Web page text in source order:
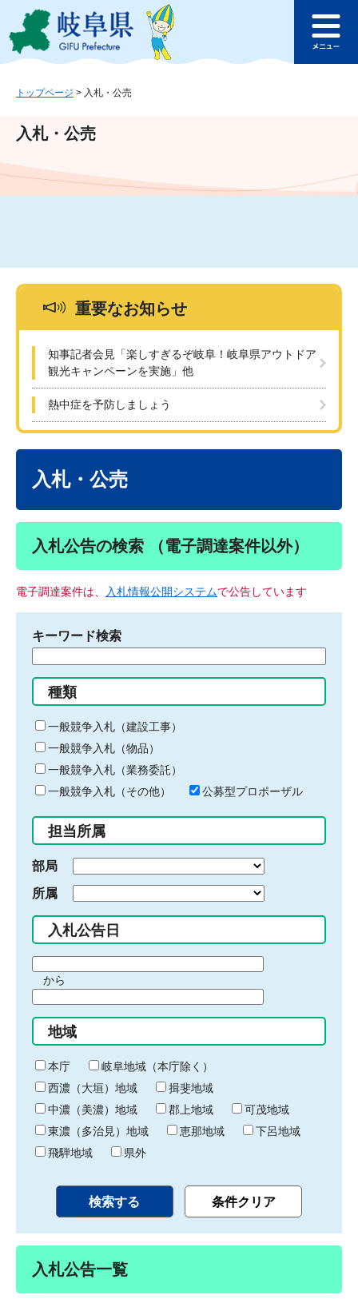
ジ
ュ
文
このページの本文へ
ュ
トップページ > 入札・公売
入札・公売
重要なお知らせ
知事記者会見「楽しすぎるぞ岐阜！岐阜県アウトドア
観光キャンペーンを実施」他
熱中症を予防しましょう
入札・公売
入札公告の検索 （電子調達案件以外）
電子調達案件は、 入札情報公開システムで公告しています
キーワード検索
る
キ
ー
ワ
ー
ド
入
力
種類
一般競争入札（建設工事）
一般競争入札（物品）
一般競争入札（業務委託）
一般競争入札（その他）
公募型プロポーザル
担当所属
部局
所属
入札公告日
間
始
り
から
間
終
わ
り
地域
本庁
岐阜地域（本庁除く）
西濃（大垣）地域
揖斐地域
中濃（美濃）地域
郡上地域
可茂地域
東濃（多治見）地域
恵那地域
下呂地域
飛騨地域
県外
入札公告一覧